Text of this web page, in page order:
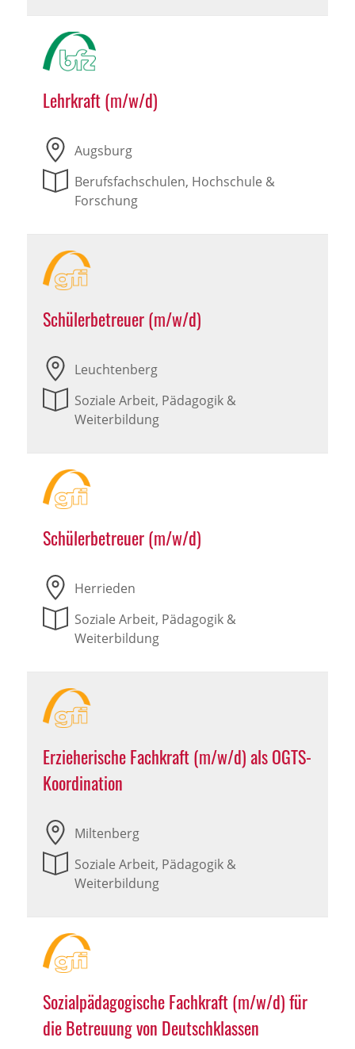
Lehrkraft (m/w/d)
Augsburg
Berufsfachschulen, Hochschule &
Forschung
Schülerbetreuer (m/w/d)
Leuchtenberg
Soziale Arbeit, Pädagogik &
Weiterbildung
Schülerbetreuer (m/w/d)
Herrieden
Soziale Arbeit, Pädagogik &
Weiterbildung
Erzieherische Fachkraft (m/w/d) als OGTS-
Koordination
Miltenberg
Soziale Arbeit, Pädagogik &
Weiterbildung
Sozialpädagogische Fachkraft (m/w/d) für
die Betreuung von Deutschklassen